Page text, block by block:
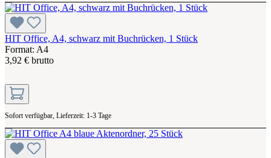
HIT Office, A4, schwarz mit Buchrücken, 1 Stück
Format: A4
3,92 € brutto
Sofort verfügbar, Lieferzeit: 1-3 Tage